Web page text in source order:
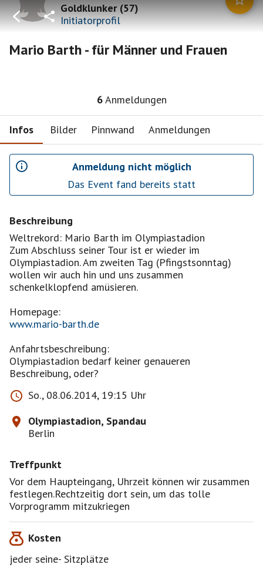
Goldklunker(57)
Initiatorprofil
Mario Barth - für Männer und Frauen
6Anmeldungen
Infos Bilder Pinnwand Anmeldungen
Anmeldung nicht möglich
Das Event fand bereits statt
Beschreibung
Weltrekord: Mario Barth im Olympiastadion
Zum Abschluss seiner Tour ist er wieder im
Olympiastadion. Am zweiten Tag (Pfingstsonntag)
wollen wir auch hin und uns zusammen
schenkelklopfend amüsieren.
www.mario-barth.de
Anfahrtsbeschreibung:
Olympiastadion bedarf keiner genaueren
Beschreibung, oder?
So., 08.06.2014, 19:15 Uhr
Olympiastadion, Spandau
Berlin
Treffpunkt
Vor dem Haupteingang, Uhrzeit können wir zusammen
festlegen.Rechtzeitig dort sein, um das tolle
Vorprogramm mitzukriegen
Kosten
jeder seine- Sitzplätze